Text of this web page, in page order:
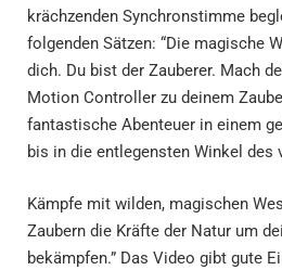
krächzenden Synchronstimme
folgenden Sätzen: “Die magische
dich. Du bist der Zauberer. Mach
Motion Controller zu deinem
fantastische Abenteuer in einem
bis in die entlegensten Winkel des
Kämpfe mit wilden, magischen
Zaubern die Kräfte der Natur um
bekämpfen.” Das Video gibt gute